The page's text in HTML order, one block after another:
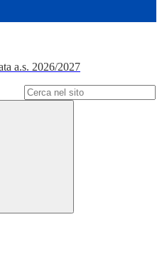
a.s. 2026/2027